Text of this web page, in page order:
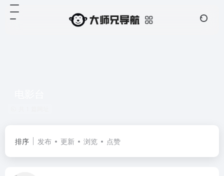
排序 发布 更新 浏览 点赞